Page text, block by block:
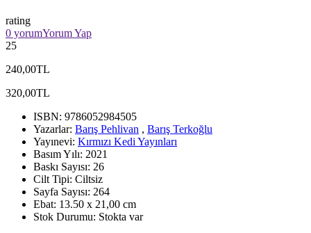
rating
0 yorumYorum Yap
25
240,00TL
320,00TL
ISBN: 9786052984505
Yazarlar: Barış Pehlivan , Barış Terkoğlu
Yayınevi: Kırmızı Kedi Yayınları
Basım Yılı: 2021
Baskı Sayısı: 26
Cilt Tipi: Ciltsiz
Sayfa Sayısı: 264
Ebat: 13.50 x 21,00 cm
Stok Durumu: Stokta var